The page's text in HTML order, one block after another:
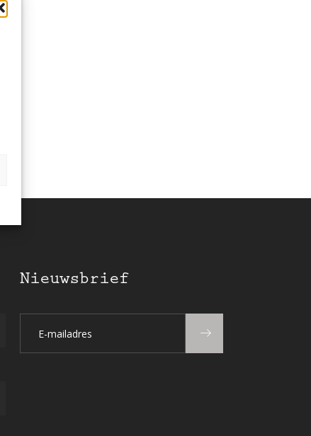
Nieuwsbrief